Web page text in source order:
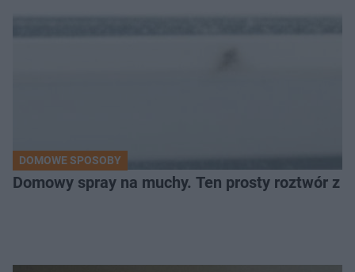
DOMOWE SPOSOBY
Domowy spray na muchy. Ten prosty roztwór z